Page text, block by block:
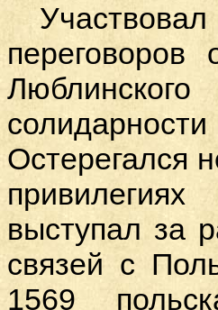
Остерегался
выступал за
связей с
1569